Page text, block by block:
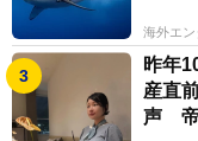
海外エン
昨年
産直
声 帝